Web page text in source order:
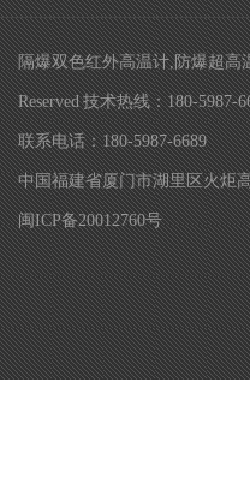
隔爆双色红外高温计,防爆超高
Reserved 技术热线：180-5987-
联系电话：180-5987-6689
中国福建省厦门市湖里区火炬
闽ICP备20012760号